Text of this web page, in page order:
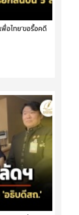
อไทย’ขอรื้อคดี